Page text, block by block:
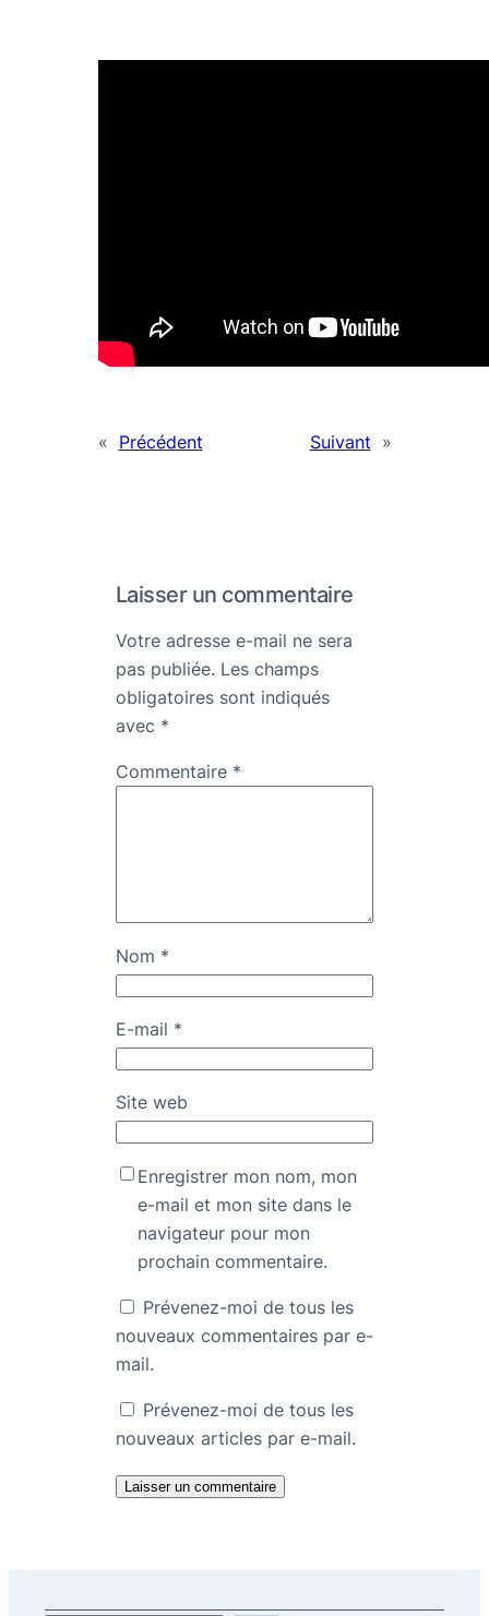
« Précédent Suivant »
Laisser un commentaire
Votre adresse e-mail ne sera
pas publiée. Les champs
obligatoires sont indiqués
avec *
Commentaire *
Nom *
E-mail *
Site web
Enregistrer mon nom, mon
e-mail et mon site dans le
navigateur pour mon
prochain commentaire.
Prévenez-moi de tous les
nouveaux commentaires par e-
mail.
Prévenez-moi de tous les
nouveaux articles par e-mail.